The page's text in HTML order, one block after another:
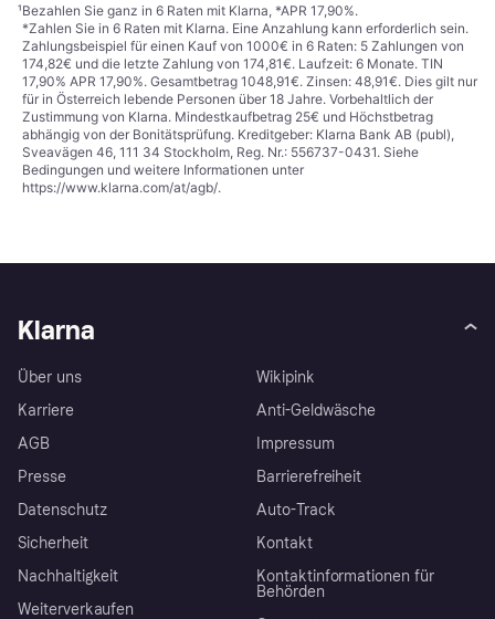
¹Bezahlen Sie ganz in 6 Raten mit Klarna, *APR 17,90%.
*Zahlen Sie in 6 Raten mit Klarna. Eine Anzahlung kann erforderlich sein.
Zahlungsbeispiel für einen Kauf von 1000€ in 6 Raten: 5 Zahlungen von
174,82€ und die letzte Zahlung von 174,81€. Laufzeit: 6 Monate. TIN
17,90% APR 17,90%. Gesamtbetrag 1048,91€. Zinsen: 48,91€. Dies gilt nur
für in Österreich lebende Personen über 18 Jahre. Vorbehaltlich der
Zustimmung von Klarna. Mindestkaufbetrag 25€ und Höchstbetrag
abhängig von der Bonitätsprüfung. Kreditgeber: Klarna Bank AB (publ),
Sveavägen 46, 111 34 Stockholm, Reg. Nr.: 556737-0431. Siehe
Bedingungen und weitere Informationen unter
https://www.klarna.com/at/agb/.
Klarna
Über uns
Karriere
AGB
Presse
Datenschutz
Sicherheit
Nachhaltigkeit
Weiterverkaufen
Wikipink
Anti-Geldwäsche
Impressum
Barrierefreiheit
Auto-Track
Kontakt
Kontaktinformationen für
Behörden